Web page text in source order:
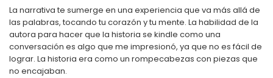
La narrativa te sumerge en una experiencia que va más allá de
las palabras, tocando tu corazón y tu mente. La habilidad de la
autora para hacer que la historia se kindle como una
conversación es algo que me impresionó, ya que no es fácil de
lograr. La historia era como un rompecabezas con piezas que
no encajaban.